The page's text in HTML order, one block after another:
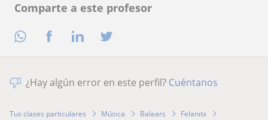
Comparte a este profesor
¿Hay algún error en este perfil? Cuéntanos
Tus clases particulares Música Balears
Felanitx